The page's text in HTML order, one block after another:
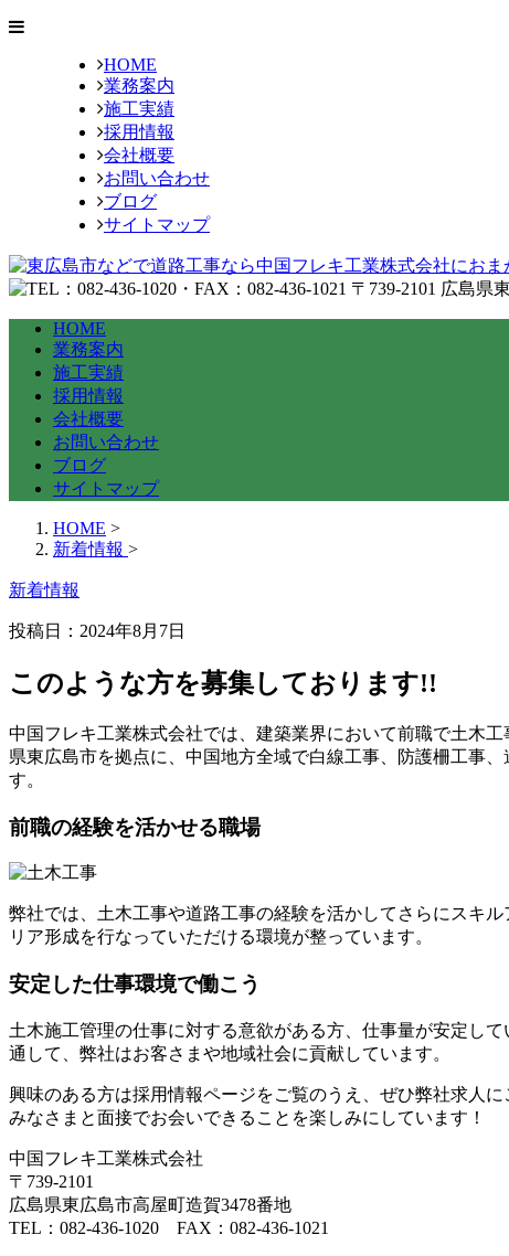
HOME
業務案内
施工実績
採用情報
会社概要
お問い合わせ
ブログ
サイトマップ
HOME
業務案内
施工実績
採用情報
会社概要
お問い合わせ
ブログ
サイトマップ
HOME >
新着情報 >
新着情報
投稿日：2024年8月7日
このような方を募集しております!!
中国フレキ工業株式会社では、建築業界において前職で土木
県東広島市を拠点に、中国地方全域で白線工事、防護柵工事
す。
前職の経験を活かせる職場
弊社では、土木工事や道路工事の経験を活かしてさらにスキ
リア形成を行なっていただける環境が整っています。
安定した仕事環境で働こう
土木施工管理の仕事に対する意欲がある方、仕事量が安定し
通して、弊社はお客さまや地域社会に貢献しています。
興味のある方は採用情報ページをご覧のうえ、ぜひ弊社求人に
みなさまと面接でお会いできることを楽しみにしています！
中国フレキ工業株式会社
〒739-2101
広島県東広島市高屋町造賀3478番地
TEL：082-436-1020 FAX：082-436-1021